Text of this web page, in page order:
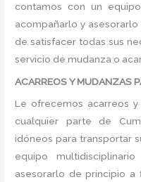
contamos con un
acompañarlo y
de satisfacer todas sus
servicio de mudanza o
ACARREOS Y MUDANZAS
Le ofrecemos acarreos y
cualquier parte de
idóneos para transportar
equipo
asesorarlo de principio